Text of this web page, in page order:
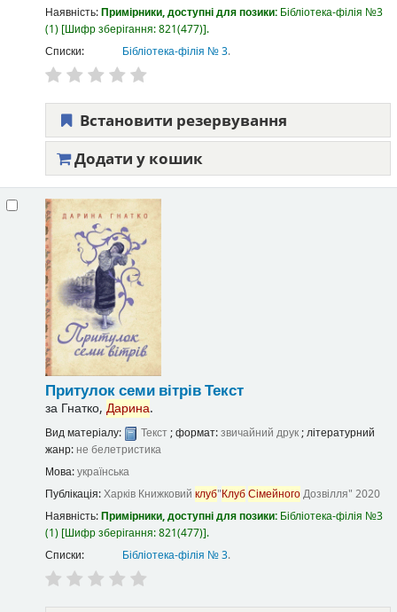
Наявність:Примірники, доступні для позики: Бібліотека-філія №3
(1) Шифр зберігання:821(477) .
Списки:
Бібліотека-філія № 3.
Встановити резервування
Додати у кошик
Притулок семи вітрівТекст
за Гнатко, Дарина.
Вид матеріалу: Текст; формат:звичайний друк; літературний
жанр: не белетристика
Мова:українська
Публікація:Харків Книжковий клуб"КлубСімейногоДозвілля" 2020
Наявність:Примірники, доступні для позики: Бібліотека-філія №3
(1) Шифр зберігання:821(477) .
Списки:
Бібліотека-філія № 3.